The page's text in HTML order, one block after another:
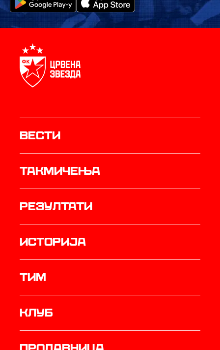
Вести
Такмичења
резултати
историја
ТИМ
Клуб